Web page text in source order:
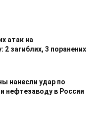
атак на
2 загиблих, 3 поранених
нанесли удар по
нефтезаводу в России